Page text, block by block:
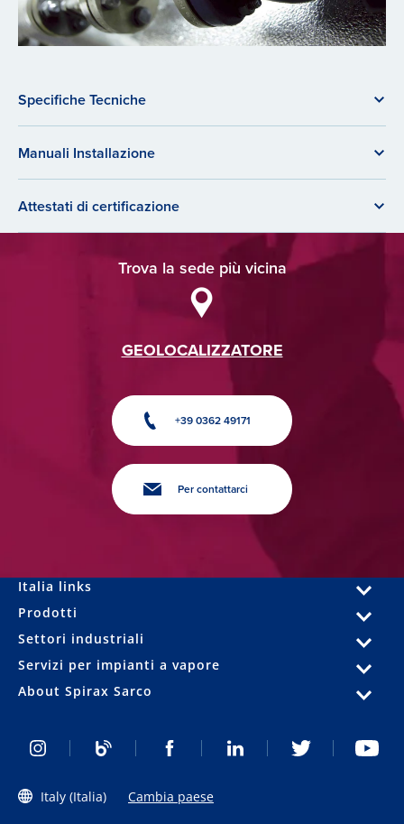
Specifiche Tecniche
Manuali Installazione
Attestati di certificazione
Trova la sede più vicina
GEOLOCALIZZATORE
+39 0362 49171
Per contattarci
Italia links
Prodotti
Settori industriali
Servizi per impianti a vapore
About Spirax Sarco
Italy (Italia) Cambia paese